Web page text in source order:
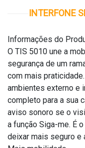
INTERFONE
Informações do
O TIS 5010 une a
segurança de um
com mais
ambientes externo e
completo para a sua
aviso sonoro se o
a função Siga-me. É
deixar mais seguro e